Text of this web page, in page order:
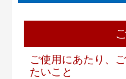
ご使用にあたり、
たいこと